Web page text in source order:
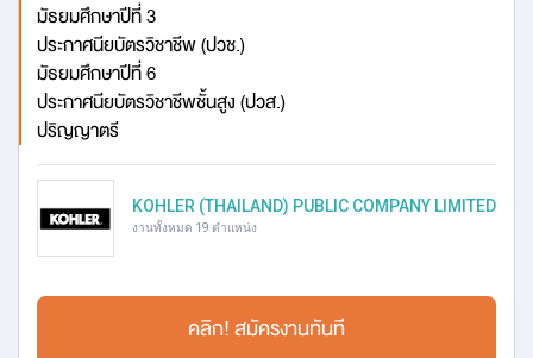
มัธยมศึกษาปีที่ 3
ประกาศนียบัตรวิชาชีพ (ปวช.)
มัธยมศึกษาปีที่ 6
ประกาศนียบัตรวิชาชีพชั้นสูง (ปวส.)
ปริญญาตรี
KOHLER (THAILAND) PUBLIC COMPANY LIMITED
งานทั้งหมด 19 ตำแหน่ง
คลิก! สมัครงานทันที